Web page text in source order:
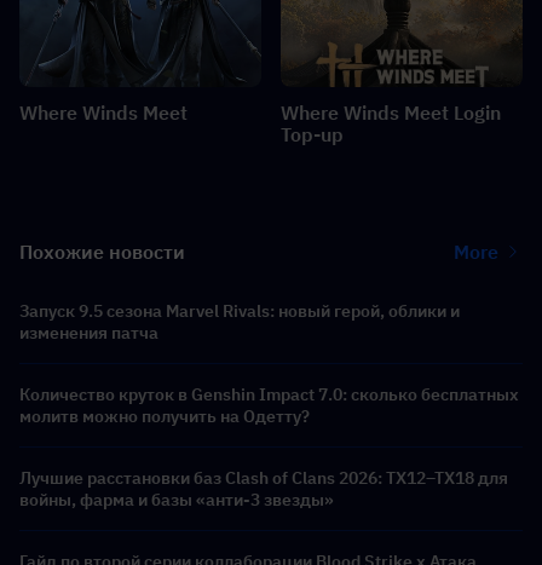
Where Winds Meet
Where Winds Meet Login
Top-up
Похожие новости More
Запуск 9.5 сезона Marvel Rivals: новый герой, облики и
изменения патча
Количество круток в Genshin Impact 7.0: сколько бесплатных
молитв можно получить на Одетту?
Лучшие расстановки баз Clash of Clans 2026: ТХ12–ТХ18 для
войны, фарма и базы «анти-3 звезды»